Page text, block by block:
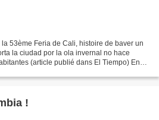
53ème Feria de Cali, histoire de baver un
la ciudad por la ola invernal no hace
(article publié dans El Tiempo) En
!